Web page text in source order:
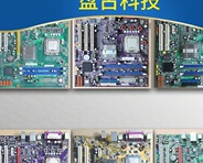
、雙串I7-4500U/8
雙串I7-5500U/8G/128G、雙串I7-
U/8G/256G、雙串I3-8130U/8G/128
雙串I3-8130U/8G/256G